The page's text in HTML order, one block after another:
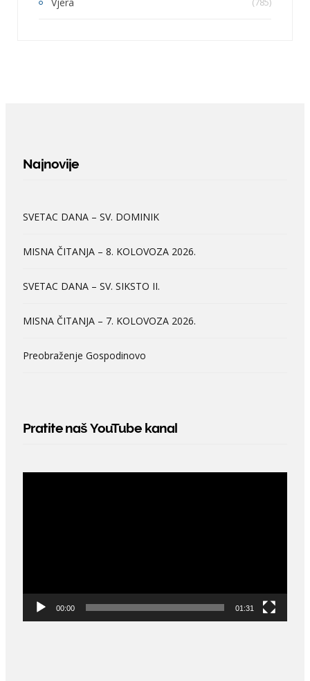
Najnovije
SVETAC DANA – SV. DOMINIK
MISNA ČITANJA – 8. KOLOVOZA 2026.
SVETAC DANA – SV. SIKSTO II.
MISNA ČITANJA – 7. KOLOVOZA 2026.
Preobraženje Gospodinovo
Pratite naš YouTube kanal
00:00 01:31